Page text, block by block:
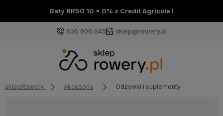
Raty RRS0 10 x 0% z Credit Agricole !
606 906 645 sklep@rowery.pl
sklepRowery Akcesoria Odżywki i suplementy